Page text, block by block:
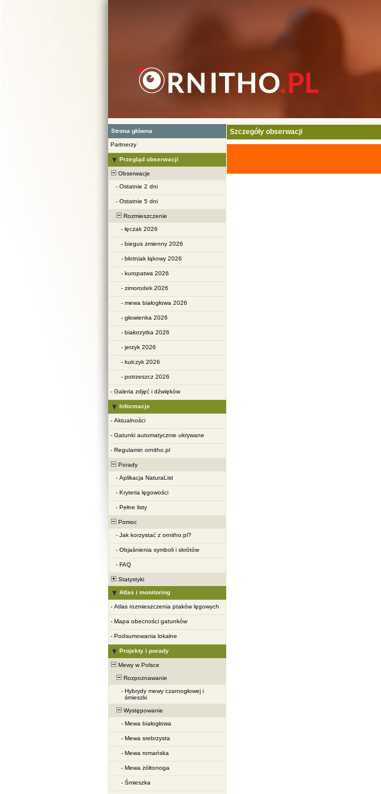
Strona główna
Partnerzy
Przegląd obserwacji
Obserwacje
- Ostatnie 2 dni
- Ostatnie 5 dni
Rozmieszczenie
- łęczak 2026
- biegus zmienny 2026
- błotniak łąkowy 2026
- kuropatwa 2026
- zimorodek 2026
- mewa białogłowa 2026
- głowienka 2026
- białorzytka 2026
- jerzyk 2026
- kulczyk 2026
- potrzeszcz 2026
- Galeria zdjęć i dźwięków
Informacje
- Aktualności
- Gatunki automatycznie ukrywane
- Regulamin ornitho.pl
Porady
- Aplikacja NaturaList
- Kryteria lęgowości
- Pełne listy
Pomoc
- Jak korzystać z ornitho.pl?
- Objaśnienia symboli i skrótów
- FAQ
Statystyki
Atlas i monitoring
- Atlas rozmieszczenia ptaków lęgowych
- Mapa obecności gatunków
- Podsumowania lokalne
Projekty i porady
Mewy w Polsce
Rozpoznawanie
- Hybrydy mewy czarnogłowej i
śmieszki
Występowanie
- Mewa białogłowa
- Mewa srebrzysta
- Mewa romańska
- Mewa żółtonoga
- Śmieszka
Szczegóły obserwacji